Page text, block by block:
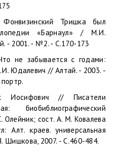
Тришка был
«Барнаул» / М.И.
- 2001. - №2. - С.170-173
не забывается с годами:
Юдалевич // Алтай. - 2003. -
Иосифович // Писатели
биобиблиографический
Олейник; сост. А. М. Ковалева
Алт. краев. универсальная
Шишкова, 2007. - С.460-484.